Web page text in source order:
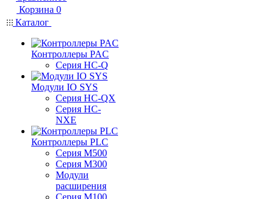
Корзина 0
Каталог
Контроллеры PAC
Серия HC-Q
Модули IO SYS
Серия HC-QX
Серия HC-
NXE
Контроллеры PLC
Серия M500
Серия M300
Модули
расширения
Серия M100